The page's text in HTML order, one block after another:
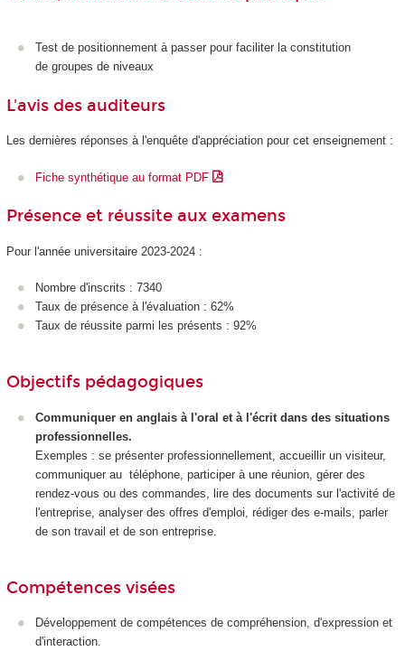
Test de positionnement à passer pour faciliter la constitution
de groupes de niveaux
L'avis des auditeurs
Les dernières réponses à l'enquête d'appréciation pour cet enseignement :
Fiche synthétique au format PDF
Présence et réussite aux examens
Pour l'année universitaire 2023-2024 :
Nombre d'inscrits : 7340
Taux de présence à l'évaluation : 62%
Taux de réussite parmi les présents : 92%
Objectifs pédagogiques
Communiquer en anglais à l'oral et à l'écrit dans des situations
professionnelles.
Exemples : se présenter professionnellement, accueillir un visiteur,
communiquer au téléphone, participer à une réunion, gérer des
rendez-vous ou des commandes, lire des documents sur l'activité de
l'entreprise, analyser des offres d'emploi, rédiger des e-mails, parler
de son travail et de son entreprise.
Compétences visées
Développement de compétences de compréhension, d'expression et
d'interaction.